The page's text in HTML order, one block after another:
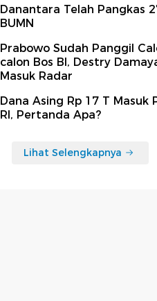
Danantara Telah Pangkas
BUMN
Prabowo Sudah Panggil
calon Bos BI, Destry
Masuk Radar
Dana Asing Rp 17 T Masuk
RI, Pertanda Apa?
Lihat Selengkapnya